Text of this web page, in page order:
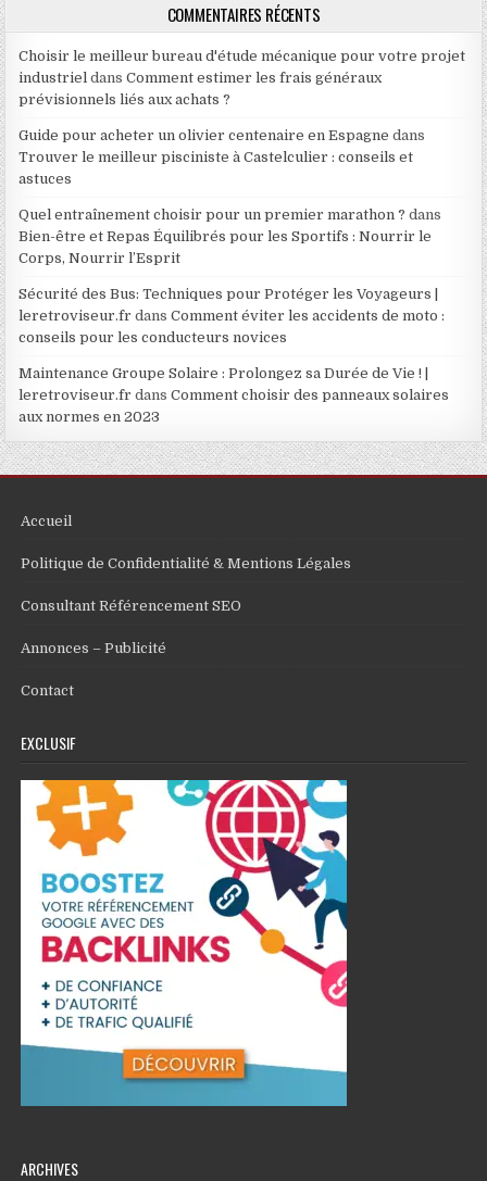
COMMENTAIRES RÉCENTS
Choisir le meilleur bureau d'étude mécanique pour votre projet
industriel dansComment estimer les frais généraux
prévisionnels liés aux achats ?
Guide pour acheter un olivier centenaire en Espagne dans
Trouver le meilleur pisciniste à Castelculier : conseils et
astuces
Quel entraînement choisir pour un premier marathon ? dans
Bien-être et Repas Équilibrés pour les Sportifs : Nourrir le
Corps, Nourrir l’Esprit
Sécurité des Bus: Techniques pour Protéger les Voyageurs |
leretroviseur.fr dansComment éviter les accidents de moto :
conseils pour les conducteurs novices
Maintenance Groupe Solaire : Prolongez sa Durée de Vie ! |
leretroviseur.fr dansComment choisir des panneaux solaires
aux normes en 2023
Accueil
Politique de Confidentialité & Mentions Légales
Consultant Référencement SEO
Annonces – Publicité
Contact
EXCLUSIF
ARCHIVES